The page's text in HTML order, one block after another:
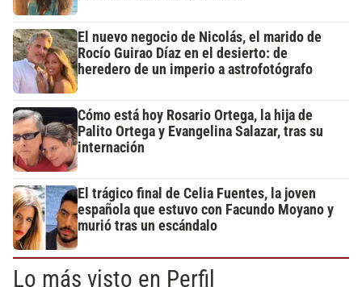
El nuevo negocio de Nicolás, el marido de
Rocío Guirao Díaz en el desierto: de
heredero de un imperio a astrofotógrafo
Cómo está hoy Rosario Ortega, la hija de
Palito Ortega y Evangelina Salazar, tras su
internación
El trágico final de Celia Fuentes, la joven
española que estuvo con Facundo Moyano y
murió tras un escándalo
Lo más visto en Perfil